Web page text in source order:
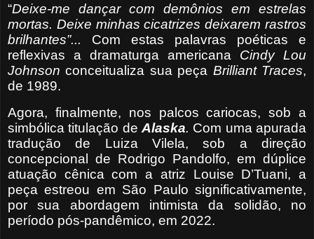
“Deixe-me dançar com demônios em estrelas
mortas. Deixe minhas cicatrizes deixarem rastros
brilhantes”... Com estas palavras poéticas e
reflexivas a dramaturga americana Cindy Lou
Johnson conceitualiza sua peça Brilliant Traces,
de 1989.
Agora, finalmente, nos palcos cariocas, sob a
simbólica titulação de Alaska. Com uma apurada
tradução de Luiza Vilela, sob a direção
concepcional de Rodrigo Pandolfo, em dúplice
atuação cênica com a atriz Louise D’Tuani, a
peça estreou em São Paulo significativamente,
por sua abordagem intimista da solidão, no
período pós-pandêmico, em 2022.